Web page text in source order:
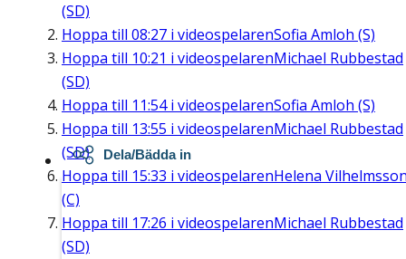
(SD)
Hoppa till 08:27 i videospelarenSofia Amloh (S)
Hoppa till 10:21 i videospelarenMichael Rubbestad
(SD)
Hoppa till 11:54i videospelarenSofia Amloh (S)
Hoppa till 13:55 i videospelarenMichael Rubbestad
(SD)
Hoppa till 15:33 i videospelarenHelena
(C)
Hoppa till 17:26 i videospelarenMichael Rubbestad
(SD)
Dela/Bädda in